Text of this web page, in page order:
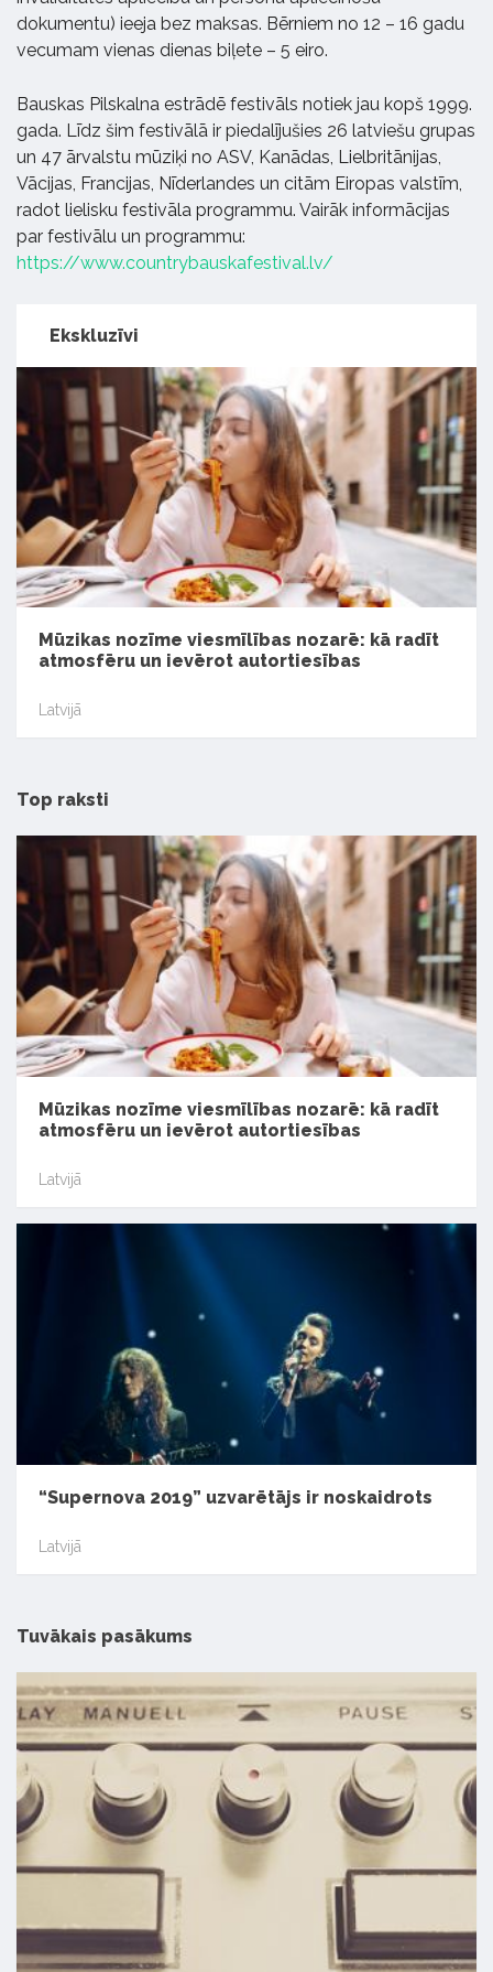
dokumentu) ieeja bez maksas. Bērniem no 12 – 16 gadu
vecumam vienas dienas biļete – 5 eiro.
Bauskas Pilskalna estrādē festivāls notiek jau kopš 1999.
gada. Līdz šim festivālā ir piedalījušies 26 latviešu grupas
un 47 ārvalstu mūziķi no ASV, Kanādas, Lielbritānijas,
Vācijas, Francijas, Nīderlandes un citām Eiropas valstīm,
radot lielisku festivāla programmu. Vairāk informācijas
par festivālu un programmu:
https://www.countrybauskafestival.lv/
Ekskluzīvi
Mūzikas nozīme viesmīlības nozarē: kā radīt
atmosfēru un ievērot autortiesības
Latvijā
Top raksti
Mūzikas nozīme viesmīlības nozarē: kā radīt
atmosfēru un ievērot autortiesības
Latvijā
“Supernova 2019” uzvarētājs ir noskaidrots
Latvijā
Tuvākais pasākums